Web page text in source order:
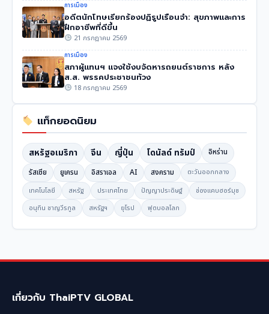
การเมือง
อดีตนักโทษเรียกร้องปฏิรูปเรือนจำ: สุขภาพและการ
ฝึกอาชีพที่ดีขึ้น
21 กรกฎาคม 2569
การเมือง
สภาผู้แทนฯ แจงใช้งบจัดหารถยนต์ราชการ หลัง
ส.ส. พรรคประชาชนท้วง
18 กรกฎาคม 2569
แท็กยอดนิยม
สหรัฐอเมริกา จีน ญี่ปุ่น โดนัลด์ ทรัมป์
อิหร่าน
รัสเซีย
ยูเครน อิสราเอล AI สงคราม
ตะวันออกกลาง
เทคโนโลยี
สหรัฐ ประเทศไทย ปัญญาประดิษฐ์
ช่องแคบฮอร์มุซ
อนุทิน ชาญวีรกูล
สหรัฐฯ ยุโรป ฟุตบอลโลก
เกี่ยวกับ ThaiPTV GLOBAL